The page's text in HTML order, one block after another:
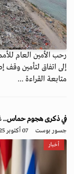
رحب الأمين العام
إلى اتفاق لتأمين وقف
متابعة القراءة ...
في ذكرى هجوم حماس..
جسور بوست 07 أكتوبر 2025 - 08:17
أخبار